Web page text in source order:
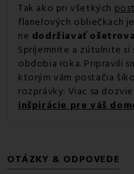
Tak ako pri všetkých
flanelových obliečkach
ne dodržiavať
Spríjemnite a zútulnite
obdobia roka. Pripravili
ktorým vám postačia
rozprávky. Viac sa
inšpirácie pre váš
OTÁZKY & ODPOVEDE